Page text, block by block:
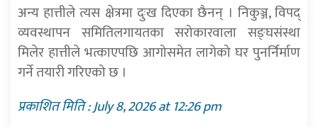
अन्य हात्तीले त्यस क्षेत्रमा दुःख दिएका छैनन् । निकुञ्ज, विपद्
व्यवस्थापन समितिलगायतका सरोकारवाला सङ्घसंस्था
मिलेर हात्तीले भत्काएपछि आगोसमेत लागेको घर पुनर्निर्माण
गर्ने तयारी गरिएको छ ।
प्रकाशित मिति : July 8, 2026 at 12:26 pm